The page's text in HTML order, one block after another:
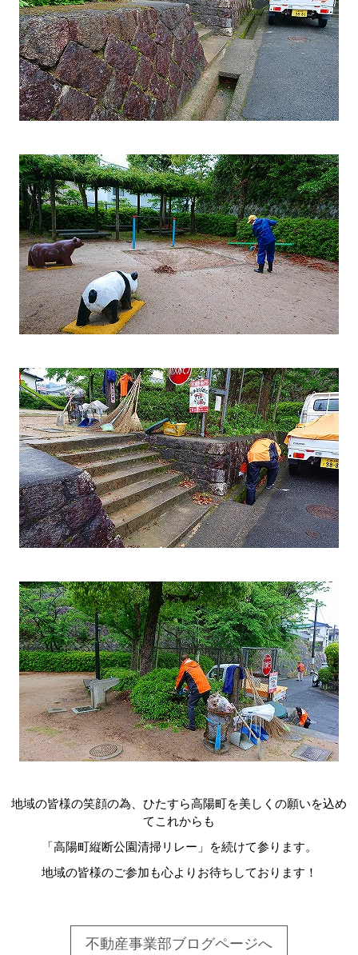
地域の皆様の笑顔の為、ひたすら高陽町を美しくの願いを込め
てこれからも
「高陽町縦断公園清掃リレー」を続けて参ります。
地域の皆様のご参加も心よりお待ちしております！
不動産事業部ブログページへ